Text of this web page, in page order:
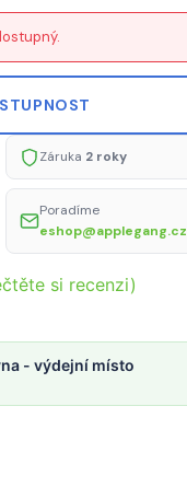
Záruka 2 roky
Poradíme
eshop@applegang.cz
si recenzi)
- výdejní místo